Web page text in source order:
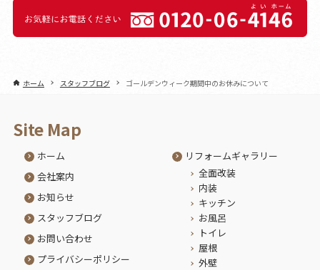
ホーム スタッフブログ ゴールデンウィーク期間中のお休みについて
Site Map
ホーム
会社案内
お知らせ
スタッフブログ
お問い合わせ
プライバシーポリシー
リフォームギャラリー
全面改装
内装
キッチン
お風呂
トイレ
屋根
外壁